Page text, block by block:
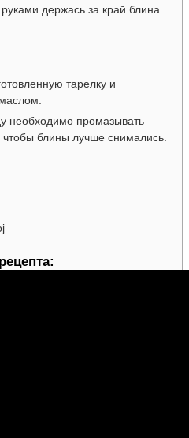
держась за край блина.
тарелку и
необходимо промазывать
блины лучше снимались.